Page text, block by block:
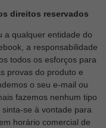
direitos reservados
a qualquer entidade do
a responsabilidade
todos os esforços para
provas do produto e
o seu e-mail ou
fazemos nenhum tipo
se à vontade para
horário comercial de